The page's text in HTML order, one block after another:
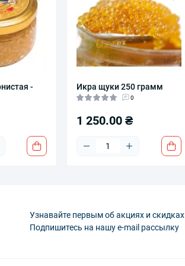
-
Икра щуки 250 грамм
0
1 250.00 ₴
Узнавайте первым об акциях и скидках
Подпишитесь на нашу e-mail рассылку